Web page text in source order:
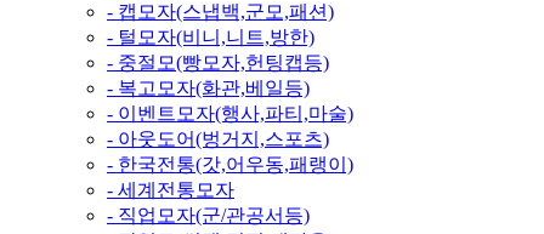
- 캡모자(스냅백,군모,패션)
- 털모자(비니,니트,방한)
- 중절모(빵모자,헌팅캡등)
- 복고모자(화관,베일등)
- 이벤트모자(행사,파티,마술)
- 아웃도어(벙거지,스포츠)
- 한국전통(갓,어우동,패랭이)
- 세계전통모자
- 직업모자(군/관공서등)